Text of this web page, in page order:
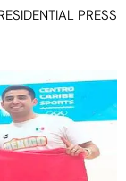
PRESS